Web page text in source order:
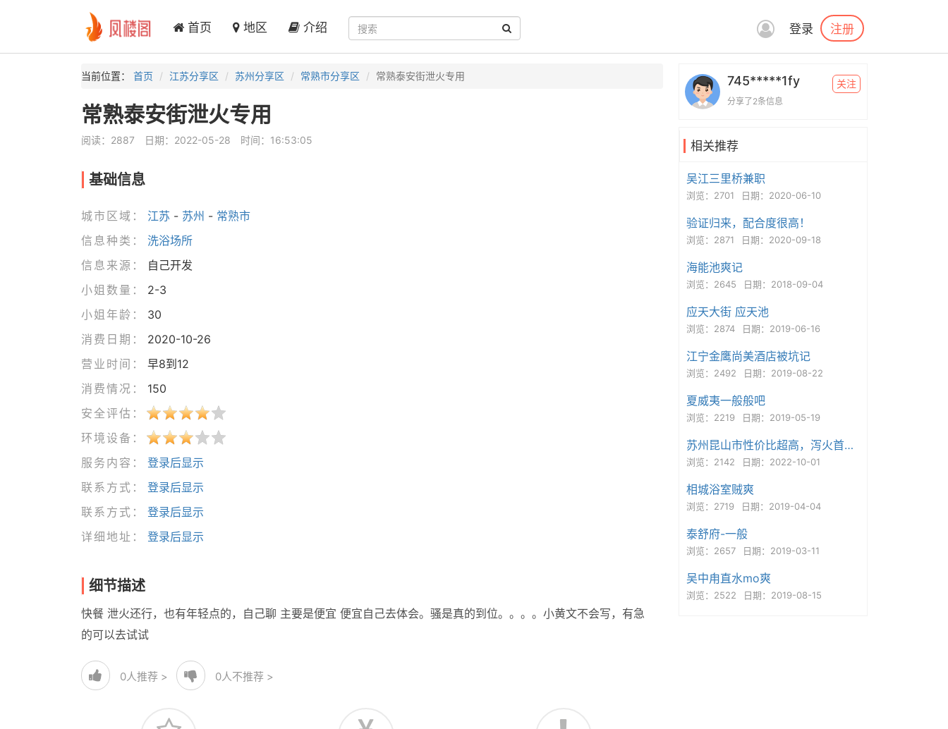
首页 地区 介绍 登录 注册
当前位置： 首页 江苏分享区 苏州分享区 常熟市分享区 常熟泰安街泄火专用
常熟泰安街泄火专用
阅读：2887 日期：2022-05-28 时间：16:53:05
基础信息
城市区域： 江苏 - 苏州 - 常熟市
信息种类：
洗浴场所
信息来源：
自己开发
小姐数量：
2-3
小姐年龄：
30
消费日期：
2020-10-26
营业时间：
早8到12
消费情况：
150
安全评估：
环境设备：
服务内容：
登录后显示
联系方式：
登录后显示
联系方式：
登录后显示
详细地址：
登录后显示
细节描述
快餐 泄火还行，也有年轻点的，自己聊 主要是便宜 便宜自己去体会。骚是真的到位。。。。小黄文不会写，有急
的可以去试试
0人推荐 > 0人不推荐 >
745*****1fy
分享了2条信息
关注
相关推荐
吴江三里桥兼职
浏览：2701 日期：2020-06-10
验证归来，配合度很高！
浏览：2871 日期：2020-09-18
海能池爽记
浏览：2645 日期：2018-09-04
应天大街 应天池
浏览：2874 日期：2019-06-16
江宁金鹰尚美酒店被坑记
浏览：2492 日期：2019-08-22
夏威夷一般般吧
浏览：2219 日期：2019-05-19
苏州昆山市性价比超高，泻火首选的少妇一枚
浏览：2142 日期：2022-10-01
相城浴室贼爽
浏览：2719 日期：2019-04-04
泰舒府-一般
浏览：2657 日期：2019-03-11
吴中甪直水mo爽
浏览：2522 日期：2019-08-15